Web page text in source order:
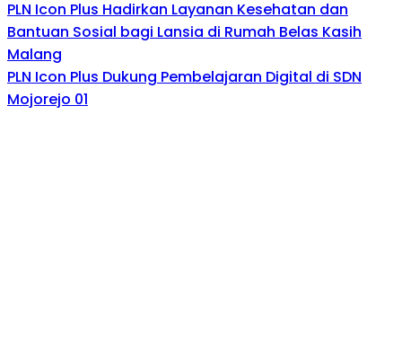
PLN Icon Plus Hadirkan Layanan Kesehatan dan
Bantuan Sosial bagi Lansia di Rumah Belas Kasih
Malang
PLN Icon Plus Dukung Pembelajaran Digital di SDN
Mojorejo 01